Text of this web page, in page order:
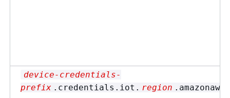
device-credentials-
prefix .credentials.iot. region